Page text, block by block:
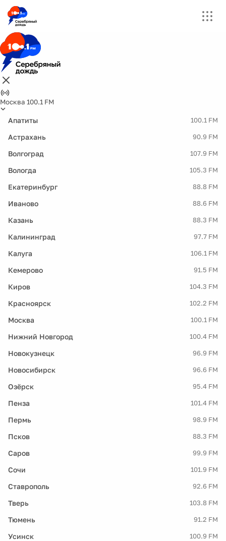
Москва 100.1 FM
Апатиты 100.1 FM
Астрахань 90.9 FM
Волгоград 107.9 FM
Вологда 105.3 FM
Екатеринбург 88.8 FM
Иваново 88.6 FM
Казань 88.3 FM
Калининград 97.7 FM
Калуга 106.1 FM
Кемерово 91.5 FM
Киров 104.3 FM
Красноярск 102.2 FM
Москва 100.1 FM
Нижний Новгород 100.4 FM
Новокузнецк 96.9 FM
Новосибирск 96.6 FM
Озёрск 95.4 FM
Пенза 101.4 FM
Пермь 98.9 FM
Псков 88.3 FM
Саров 99.9 FM
Сочи 101.9 FM
Ставрополь 92.6 FM
Тверь 103.8 FM
Тюмень 91.2 FM
Усинск 100.9 FM